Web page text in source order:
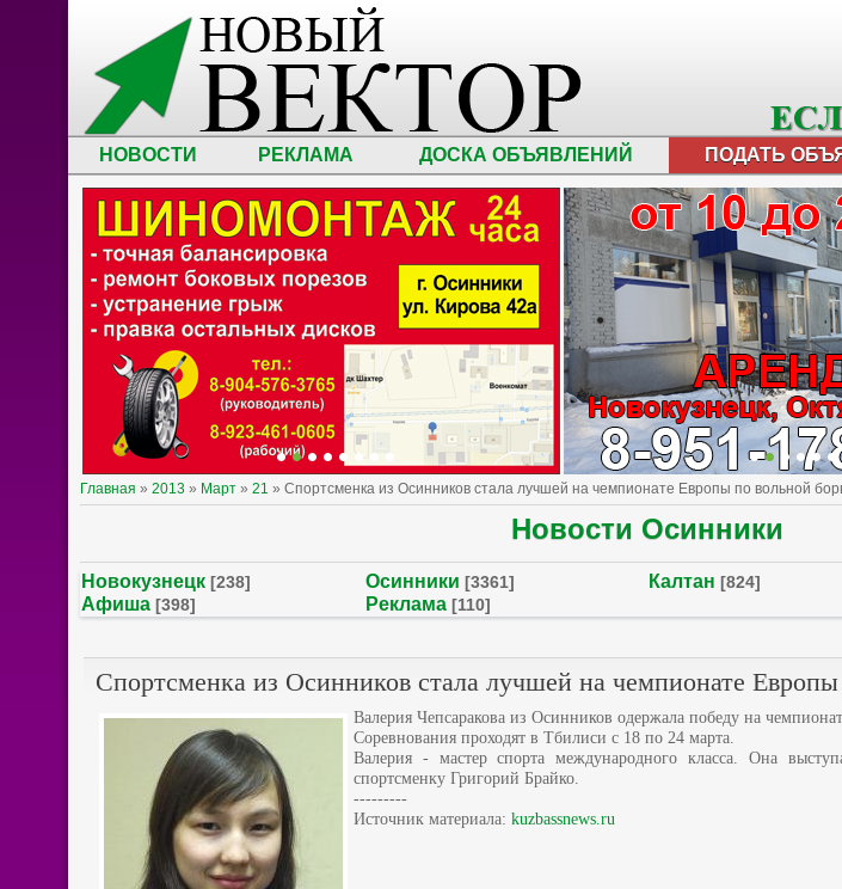
НОВОСТИ РЕКЛАМА ДОСКА ОБЪЯВЛЕНИЙ ПОДАТЬ
Главная » 2013 » Март » 21 » Спортсменка из Осинников стала лучшей на чемпионате Европы по вольной
Новости Осинники
Новокузнецк [238] Осинники [3361] Калтан [824]
Афиша [398] Реклама [110]
Спортсменка из Осинников стала лучшей на чемпионате
Валерия Чепсаракова из Осинников одержала победу на
Соревнования проходят в Тбилиси с 18 по 24 марта.
Валерия - мастер спорта международного класса. Она
спортсменку Григорий Брайко.
---------
Источник материала: kuzbassnews.ru